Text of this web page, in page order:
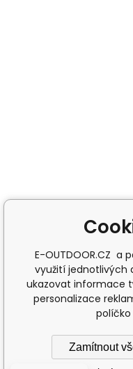
E-OUTDOOR.CZ a
využití jednotlivých
ukazovat informace
personalizace
políčko
Zamítnout